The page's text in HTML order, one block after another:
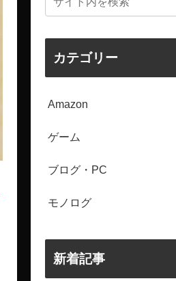
カテゴリー
Amazon
ゲーム
ブログ・PC
モノログ
新着記事